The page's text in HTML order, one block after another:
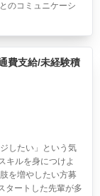
のコミュニケーシ
費支給/未経験積
したい」という気
キルを身につけよ
を増やしたい方募
タートした先輩が多